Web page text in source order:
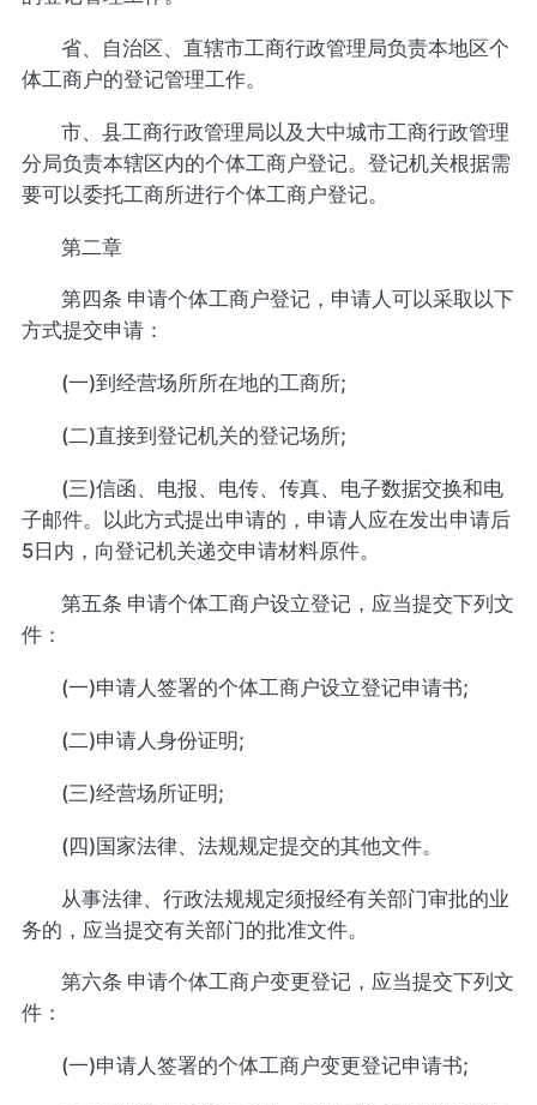
省、自治区、直辖市工商行政管理局负责本地区个
体工商户的登记管理工作。
市、县工商行政管理局以及大中城市工商行政管理
分局负责本辖区内的个体工商户登记。登记机关根据需
要可以委托工商所进行个体工商户登记。
第二章
第四条 申请个体工商户登记，申请人可以采取以下
方式提交申请：
(一)到经营场所所在地的工商所;
(二)直接到登记机关的登记场所;
(三)信函、电报、电传、传真、电子数据交换和电
子邮件。以此方式提出申请的，申请人应在发出申请后
5日内，向登记机关递交申请材料原件。
第五条 申请个体工商户设立登记，应当提交下列文
件：
(一)申请人签署的个体工商户设立登记申请书;
(二)申请人身份证明;
(三)经营场所证明;
(四)国家法律、法规规定提交的其他文件。
从事法律、行政法规规定须报经有关部门审批的业
务的，应当提交有关部门的批准文件。
第六条 申请个体工商户变更登记，应当提交下列文
件：
(一)申请人签署的个体工商户变更登记申请书;